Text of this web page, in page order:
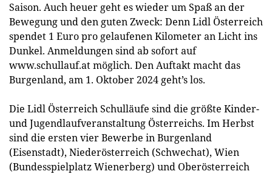
Saison. Auch heuer geht es wieder um Spaß an der
Bewegung und den guten Zweck: Denn Lidl Österreich
spendet 1 Euro pro gelaufenen Kilometer an Licht ins
Dunkel. Anmeldungen sind ab sofort auf
www.schullauf.at möglich. Den Auftakt macht das
Burgenland, am 1. Oktober 2024 geht’s los.
Die Lidl Österreich Schulläufe sind die größte Kinder-
und Jugendlaufveranstaltung Österreichs. Im Herbst
sind die ersten vier Bewerbe in Burgenland
(Eisenstadt), Niederösterreich (Schwechat), Wien
(Bundesspielplatz Wienerberg) und Oberösterreich